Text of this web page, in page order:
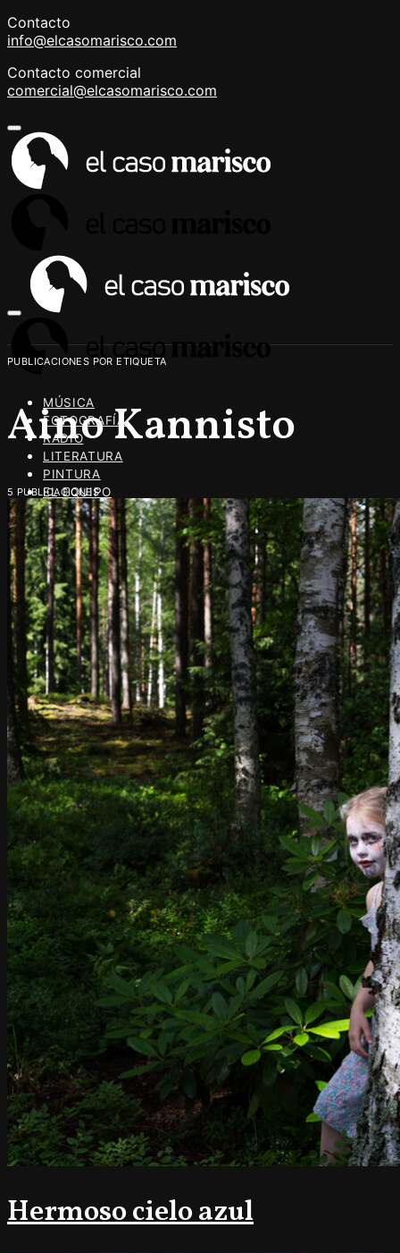
Contacto
info@elcasomarisco.com
Contacto comercial
comercial@elcasomarisco.com
MÚSICA
FOTOGRAFÍA
RADIO
LITERATURA
PINTURA
EL EQUIPO
PUBLICACIONES POR ETIQUETA
Aino Kannisto
5 PUBLICACIONES
Hermoso cielo azul